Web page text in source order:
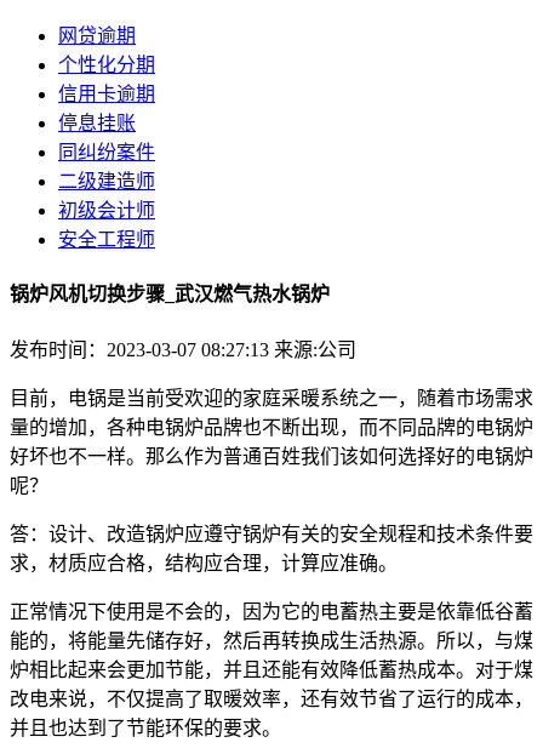
网贷逾期
个性化分期
信用卡逾期
停息挂账
同纠纷案件
二级建造师
初级会计师
安全工程师
锅炉风机切换步骤_武汉燃气热水锅炉
发布时间：2023-03-07 08:27:13 来源:公司
目前，电锅是当前受欢迎的家庭采暖系统之一，随着市场需求
量的增加，各种电锅炉品牌也不断出现，而不同品牌的电锅炉
好坏也不一样。那么作为普通百姓我们该如何选择好的电锅炉
呢？
答：设计、改造锅炉应遵守锅炉有关的安全规程和技术条件要
求，材质应合格，结构应合理，计算应准确。
正常情况下使用是不会的，因为它的电蓄热主要是依靠低谷蓄
能的，将能量先储存好，然后再转换成生活热源。所以，与煤
炉相比起来会更加节能，并且还能有效降低蓄热成本。对于煤
改电来说，不仅提高了取暖效率，还有效节省了运行的成本，
并且也达到了节能环保的要求。